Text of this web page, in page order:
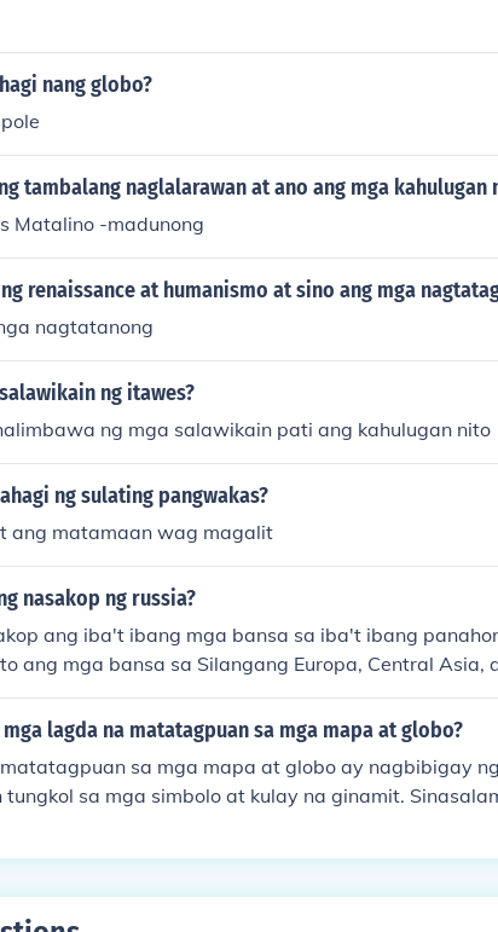
nang globo?
tambalang naglalarawan at ano ang mga kahulugan
Matalino -madunong
renaissance at humanismo at sino ang mga
nagtatanong
ng itawes?
ng mga salawikain pati ang kahulugan nito
ng sulating pangwakas?
ang matamaan wag magalit
nasakop ng russia?
ang iba't ibang mga bansa sa iba't ibang
ang mga bansa sa Silangang Europa, Central Asia,
at mga bahagi ng mga bansang Baltic. Sa
ang mga bansa tulad ng mga estado ng Baltic
Union, tulad ng Ukraine, na muling naging
lagda na matatagpuan sa mga mapa at globo?
sa mga mapa at globo ay nagbibigay
sa mga simbolo at kulay na ginamit.
pamamagitan ng mga lagda, mas madaling